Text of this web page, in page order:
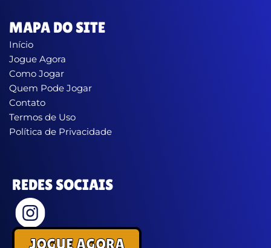
MAPA DO SITE
Início
Jogue Agora
Como Jogar
Quem Pode Jogar
Contato
Termos de Uso
Política de Privacidade
REDES SOCIAIS
JOGUE AGORA